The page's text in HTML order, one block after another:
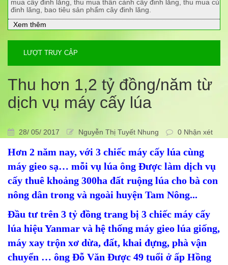
mua cây đinh lăng, thu mua thân cành cây đinh lăng, thu mua củ
đinh lăng, bao tiêu sản phẩm cây đinh lăng.
Xem thêm
LƯỢT TRUY CẬP
Thu hơn 1,2 tỷ đồng/năm từ
dịch vụ máy cấy lúa
28/ 05/ 2017 Nguyễn Thị Tuyết Nhung 0 Nhận xét
Hơn 2 năm nay, với 3 chiếc máy cấy lúa cùng
máy gieo sạ… mỗi vụ lúa ông Được làm dịch vụ
cấy thuê khoảng 300ha đất ruộng lúa cho bà con
nông dân trong và ngoài huyện Tam Nông...
Đầu tư trên 3 tỷ đồng trang bị 3 chiếc máy cấy
lúa hiệu Yanmar và hệ thống máy gieo lúa giống,
máy xay trộn xơ dừa, đất, khai đựng, phà vận
chuyển … ông Đỗ Văn Được 49 tuổi ở ấp Hồng